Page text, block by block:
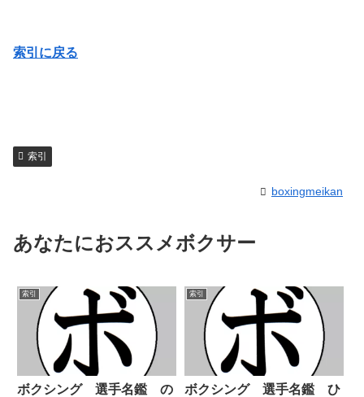
索引に戻る
索引
boxingmeikan
あなたにおススメボクサー
索引
ボクシング 選手名鑑 の
索引
ボクシング 選手名鑑 ひ